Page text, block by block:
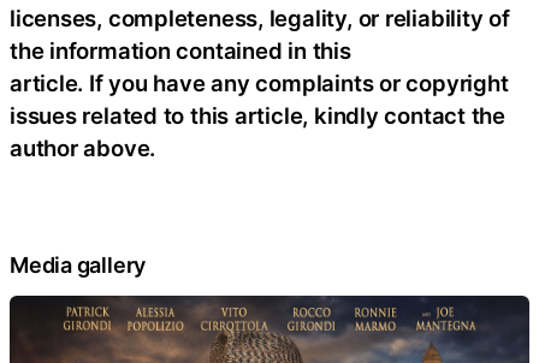
licenses, completeness, legality, or reliability of
the information contained in this
article. If you have any complaints or copyright
issues related to this article, kindly contact the
author above.
Media gallery